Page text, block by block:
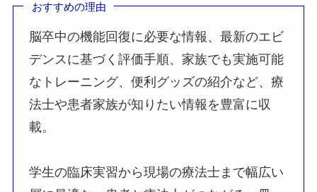
おすすめの理由
脳卒中の機能回復に必要な情報、最新のエビ
デンスに基づく評価手順、家族でも実施可能
なトレーニング、便利グッズの紹介など、療
法士や患者家族が知りたい情報を豊富に収
載。
学生の臨床実習から現場の療法士まで幅広い